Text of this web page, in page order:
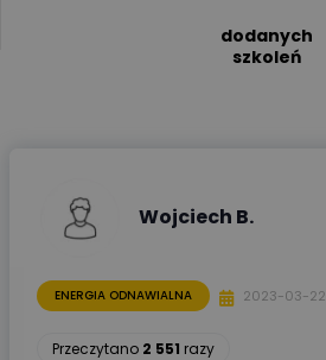
dodanych
szkoleń
Wojciech B.
ENERGIA ODNAWIALNA 2023-03-22
Przeczytano 2 551 razy